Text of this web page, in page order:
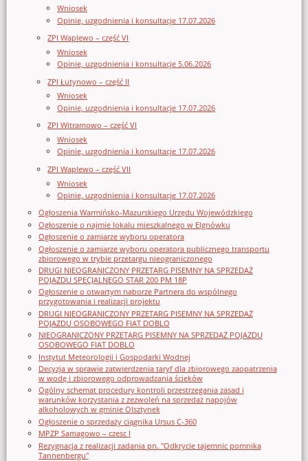
Wniosek
Opinie, uzgodnienia i konsultacje 17.07.2026
ZPI Waplewo – część VI
Wniosek
Opinie, uzgodnienia i konsultacje 5.06.2026
ZPI Łutynowo – część II
Wniosek
Opinie, uzgodnienia i konsultacje 17.07.2026
ZPI Witramowo – część VI
Wniosek
Opinie, uzgodnienia i konsultacje 17.07.2026
ZPI Waplewo – część VII
Wniosek
Opinie, uzgodnienia i konsultacje 17.07.2026
Ogłoszenia Warmińsko-Mazurskiego Urzędu Wojewódzkiego
Ogłoszenie o najmie lokalu mieszkalnego w Elgnówku
Ogłoszenie o zamiarze wyboru operatora
Ogłoszenie o zamiarze wyboru operatora publicznego transportu
zbiorowego w trybie przetargu nieograniczonego
DRUGI NIEOGRANICZONY PRZETARG PISEMNY NA SPRZEDAŻ
POJAZDU SPECJALNEGO STAR 200 PM 18P
Ogłoszenie o otwartym naborze Partnera do wspólnego
przygotowania i realizacji projektu
DRUGI NIEOGRANICZONY PRZETARG PISEMNY NA SPRZEDAŻ
POJAZDU OSOBOWEGO FIAT DOBLO
NIEOGRANICZONY PRZETARG PISEMNY NA SPRZEDAŻ POJAZDU
OSOBOWEGO FIAT DOBLO
Instytut Meteorologii i Gospodarki Wodnej
Decyzja w sprawie zatwierdzenia taryf dla zbiorowego zaopatrzenia
w wodę i zbiorowego odprowadzania ścieków
Ogólny schemat procedury kontroli przestrzegania zasad i
warunków korzystania z zezwoleń na sprzedaż napojów
alkoholowych w gminie Olsztynek
Ogłoszenie o sprzedaży ciągnika Ursus C-360
MPZP Samagowo – czesc I
Rezygnacja z realizacji zadania pn. "Odkrycie tajemnic pomnika
Tannenbergu"